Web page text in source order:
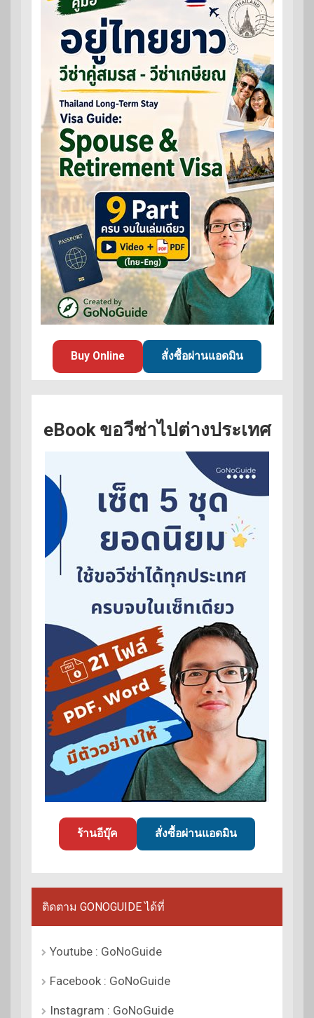
Buy Online สั่งซื้อผ่านแอดมิน
eBook ขอวีซ่าไปต่างประเทศ
ร้านอีบุ๊ค สั่งซื้อผ่านแอดมิน
ติดตาม GONOGUIDE ได้ที่
Youtube : GoNoGuide
Facebook : GoNoGuide
Instagram : GoNoGuide